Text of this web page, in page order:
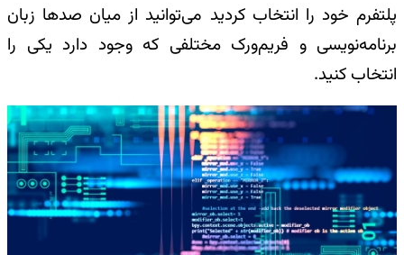
پلتفرم خود را انتخاب کردید می‌توانید از میان صدها زبان
برنامه‌نویسی و فریم‌ورک مختلفی که وجود دارد یکی را
انتخاب کنید.